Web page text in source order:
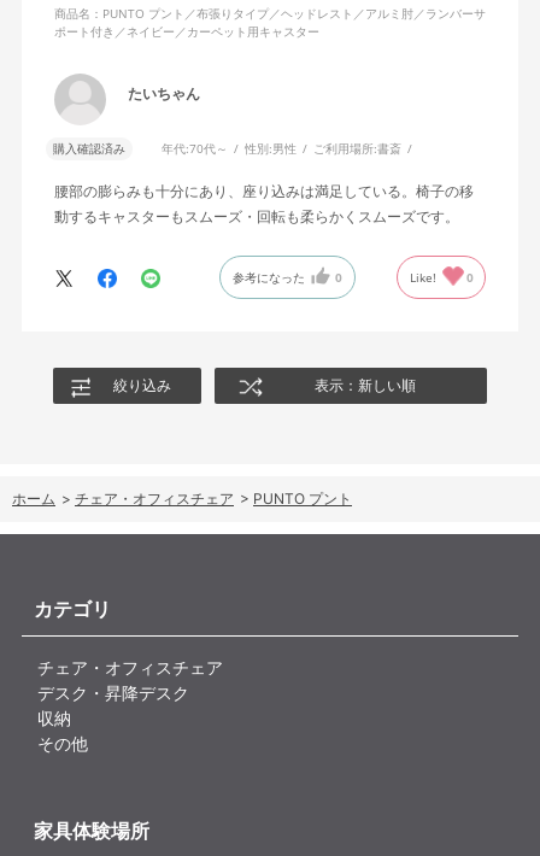
商品名：PUNTO プント／布張りタイプ／ヘッドレスト／アルミ肘／ランバーサ
ポート付き／ネイビー／カーペット用キャスター
たいちゃん
購入確認済み 年代:70代～ 性別:男性 ご利用場所:書斎
腰部の膨らみも十分にあり、座り込みは満足している。椅子の移
動するキャスターもスムーズ・回転も柔らかくスムーズです。
参考になった 0 Like! 0
絞り込み 表示：新しい順
ホーム > チェア・オフィスチェア > PUNTO プント
カテゴリ
チェア・オフィスチェア
デスク・昇降デスク
収納
その他
家具体験場所